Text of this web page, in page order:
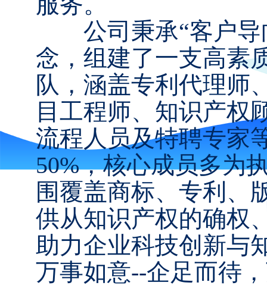
公司秉承“客户导
念，组建了一支高素
队，涵盖专利代理师
目工程师、知识产权
流程人员及特聘专家
50%，核心成员多为
围覆盖商标、专利、
供从知识产权的确权
助力企业科技创新与
万事如意--企足而待